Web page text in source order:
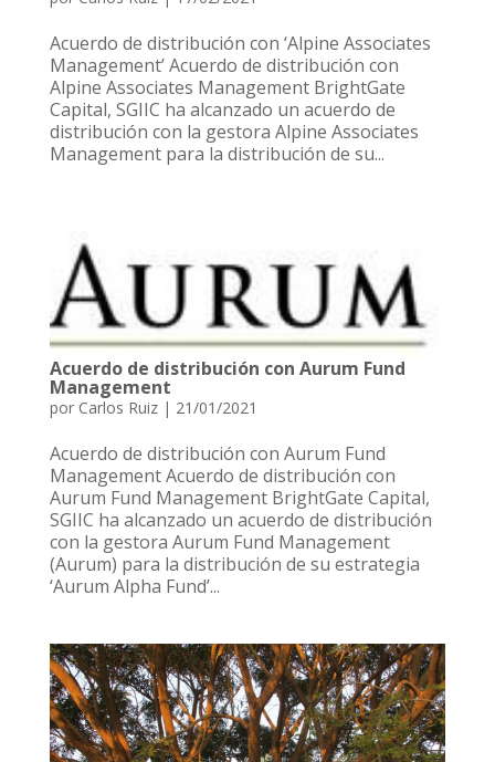
Acuerdo de distribución con ‘Alpine Associates
Management’ Acuerdo de distribución con
Alpine Associates Management BrightGate
Capital, SGIIC ha alcanzado un acuerdo de
distribución con la gestora Alpine Associates
Management para la distribución de su...
Acuerdo de distribución con Aurum Fund
Management
por Carlos Ruiz| 21/01/2021
Acuerdo de distribución con Aurum Fund
Management Acuerdo de distribución con
Aurum Fund Management BrightGate Capital,
SGIIC ha alcanzado un acuerdo de distribución
con la gestora Aurum Fund Management
(Aurum) para la distribución de su estrategia
‘Aurum Alpha Fund’...